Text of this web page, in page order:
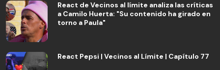
React de Vecinos al límite analiza las críticas
a Camilo Huerta: "Su contenido ha girado en
torno a Paula"
React Pepsi | Vecinos al Límite | Capítulo 77